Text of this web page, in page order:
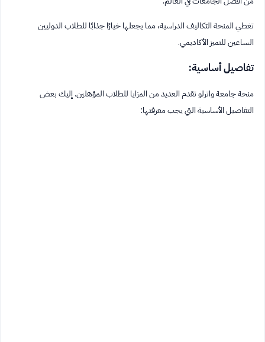
تغطي المنحة التكاليف الدراسية، مما يجعلها خيارًا جذابًا للطلاب الدوليين
الساعين للتميز الأكاديمي.
تفاصيل أساسية:
منحة جامعة واترلو تقدم العديد من المزايا للطلاب المؤهلين. إليك بعض
التفاصيل الأساسية التي يجب معرفتها: